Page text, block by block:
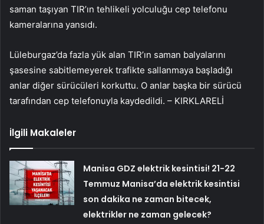
saman taşıyan TIR’ın tehlikeli yolculuğu cep telefonu
kameralarına yansıdı.
Lüleburgaz’da fazla yük alan TIR’ın saman balyalarını
şasesine sabitlemeyerek trafikte sallanmaya başladığı
anlar diğer sürücüleri korkuttu. O anlar başka bir sürücü
tarafından cep telefonuyla kaydedildi. – KIRKLARELİ
İlgili Makaleler
Manisa GDZ elektrik kesintisi! 21-22
Temmuz Manisa’da elektrik kesintisi
son dakika ne zaman bitecek,
elektrikler ne zaman gelecek?